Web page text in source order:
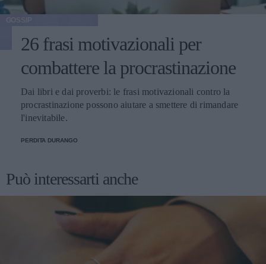
26 frasi motivazionali per
combattere la procrastinazione
Dai libri e dai proverbi: le frasi motivazionali contro la
procrastinazione possono aiutare a smettere di rimandare
l'inevitabile.
PERDITA DURANGO
Può interessarti anche